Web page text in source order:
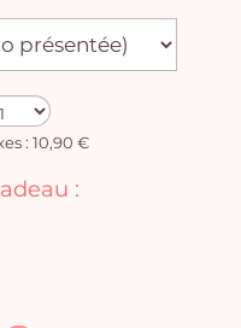
: 10,90 €
: